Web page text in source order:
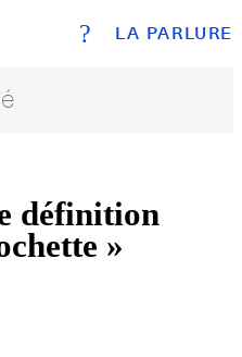
LA PARLURE
?
définition
»